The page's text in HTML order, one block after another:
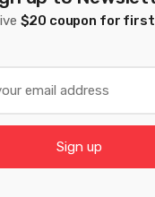
$20 coupon for first
Sign up